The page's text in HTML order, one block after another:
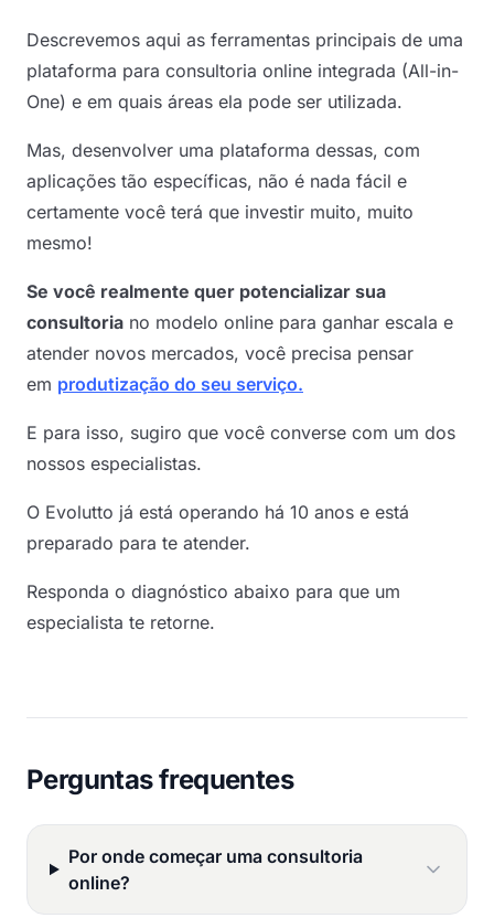
Descrevemos aqui as ferramentas principais de uma
plataforma para consultoria online integrada (All-in-
One) e em quais áreas ela pode ser utilizada.
Mas, desenvolver uma plataforma dessas, com
aplicações tão específicas, não é nada fácil e
certamente você terá que investir muito, muito
mesmo!
Se você realmente quer potencializar sua
consultoria no modelo online para ganhar escala e
atender novos mercados, você precisa pensar
em produtização do seu serviço.
E para isso, sugiro que você converse com um dos
nossos especialistas.
O Evolutto já está operando há 10 anos e está
preparado para te atender.
Responda o diagnóstico abaixo para que um
especialista te retorne.
Perguntas frequentes
Por onde começar uma consultoria
online?